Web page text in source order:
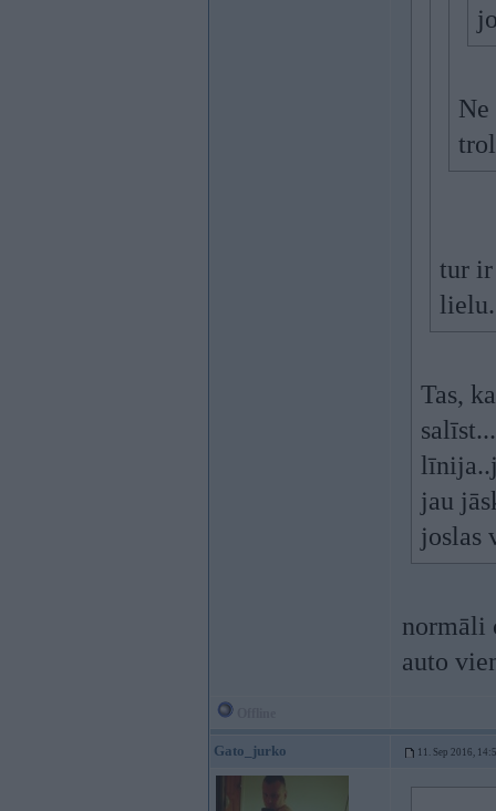
tur ir
Tas,
jau
joslas
normāli
auto
Gato_jurko 11. Sep 2016,